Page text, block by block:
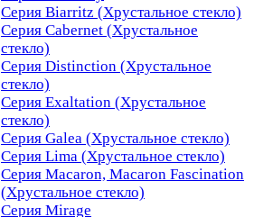
Серия Biarritz (Хрустальное стекло)
Серия Cabernet (Хрустальное
стекло)
Серия Distinction (Хрустальное
стекло)
Серия Exaltation (Хрустальное
стекло)
Серия Galea (Хрустальное стекло)
Серия Lima (Хрустальное стекло)
Серия Macaron, Macaron Fascination
(Хрустальное стекло)
Серия Mirage